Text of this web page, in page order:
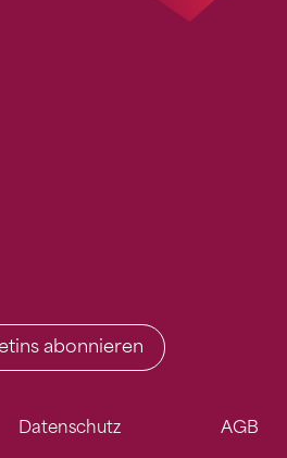
abonnieren
Datenschutz AGB